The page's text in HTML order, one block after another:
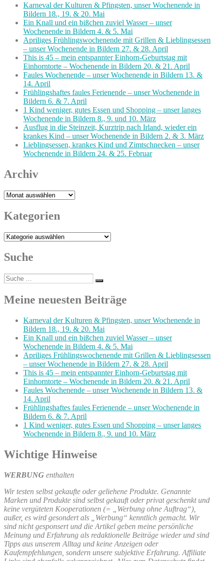
Karneval der Kulturen & Pfingsten, unser Wochenende in
Bildern 18., 19. & 20. Mai
Ein Knall und ein bißchen zuviel Wasser – unser
Wochenende in Bildern 4. & 5. Mai
Apriliges Frühlingswochenende mit Grillen & Lieblingsessen
– unser Wochenende in Bildern 27. & 28. April
This is 45 – mein entspannter Einhorn-Geburtstag mit
Einhorntorte – Wochenende in Bildern 20. & 21. April
Faules Wochenende – unser Wochenende in Bildern 13. &
14. April
Frühlingshaftes faules Ferienende – unser Wochenende in
Bildern 6. & 7. April
1 Kind weniger, gutes Essen und Shopping – unser langes
Wochenende in Bildern 8., 9. und 10. März
Ausflug in die Steinzeit, Kurztrip nach Irland, wieder ein
krankes Kind – unser Wochenende in Bildern 2. & 3. März
Lieblingsessen, krankes Kind und Zimtschnecken – unser
Wochenende in Bildern 24. & 25. Februar
Archiv
Archiv
Kategorien
Kategorien
Suche
Suche
nach:
Suchen
Meine neuesten Beiträge
Karneval der Kulturen & Pfingsten, unser Wochenende in
Bildern 18., 19. & 20. Mai
Ein Knall und ein bißchen zuviel Wasser – unser
Wochenende in Bildern 4. & 5. Mai
Apriliges Frühlingswochenende mit Grillen & Lieblingsessen
– unser Wochenende in Bildern 27. & 28. April
This is 45 – mein entspannter Einhorn-Geburtstag mit
Einhorntorte – Wochenende in Bildern 20. & 21. April
Faules Wochenende – unser Wochenende in Bildern 13. &
14. April
Frühlingshaftes faules Ferienende – unser Wochenende in
Bildern 6. & 7. April
1 Kind weniger, gutes Essen und Shopping – unser langes
Wochenende in Bildern 8., 9. und 10. März
Wichtige Hinweise
WERBUNG enthalten
Wir testen selbst gekaufte oder geliehene Produkte. Genannte
Marken und Produkte sind selbst gekauft oder privat geschenkt und
keine vergüteten Kooperationen (= „Werbung ohne Auftrag“),
außer, es wird gesondert als „Werbung“ kenntlich gemacht. Wir
sind nicht gesponsert und die Artikel geben meine persönliche
Meinung und Erfahrung als redaktionelle Beiträge wieder und sind
Tipps aus unserem Alltag und keine Anzeigen oder
Kaufempfehlungen, sondern unsere subjektive Erfahrung. Affiliate